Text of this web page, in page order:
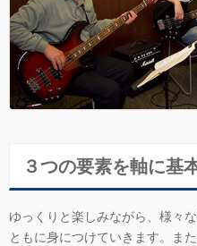
３つの要素を軸に基
ゆっくりと楽しみながら、様々
ともに身につけていきます。ま